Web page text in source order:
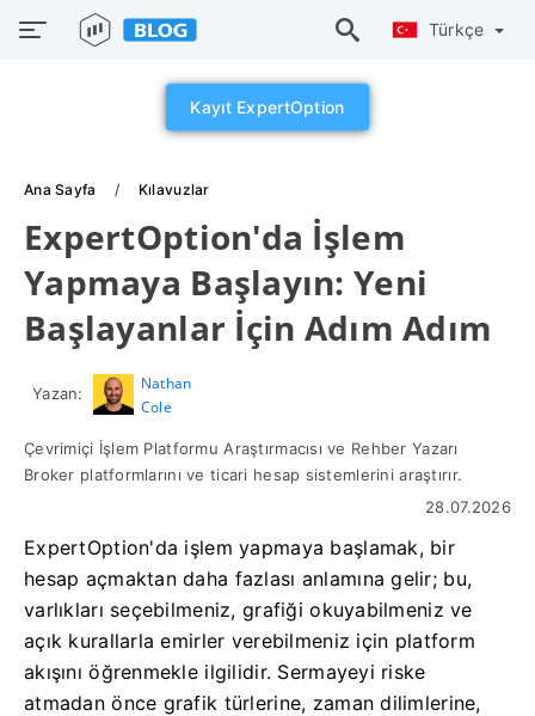
Türkçe
Kayıt ExpertOption
Ana Sayfa Kılavuzlar
ExpertOption'da İşlem
Yapmaya Başlayın: Yeni
Başlayanlar İçin Adım Adım
Yazan:
Nathan
Cole
Çevrimiçi İşlem Platformu Araştırmacısı ve Rehber Yazarı
Broker platformlarını ve ticari hesap sistemlerini araştırır.
28.07.2026
ExpertOption'da işlem yapmaya başlamak, bir
hesap açmaktan daha fazlası anlamına gelir; bu,
varlıkları seçebilmeniz, grafiği okuyabilmeniz ve
açık kurallarla emirler verebilmeniz için platform
akışını öğrenmekle ilgilidir. Sermayeyi riske
atmadan önce grafik türlerine, zaman dilimlerine,